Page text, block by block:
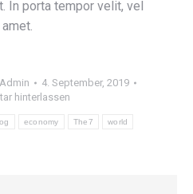
In porta tempor velit, vel
Admin
4. September, 2019
hinterlassen
economy The7 world